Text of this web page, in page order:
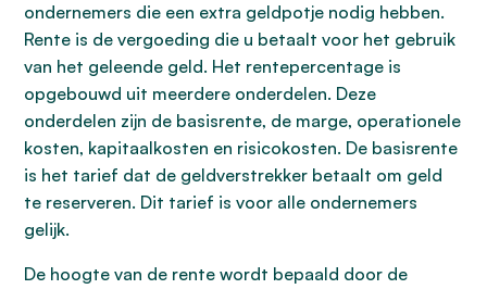
ondernemers die een extra geldpotje nodig hebben.
Rente is de vergoeding die u betaalt voor het gebruik
van het geleende geld. Het rentepercentage is
opgebouwd uit meerdere onderdelen. Deze
onderdelen zijn de basisrente, de marge, operationele
kosten, kapitaalkosten en risicokosten. De basisrente
is het tarief dat de geldverstrekker betaalt om geld
te reserveren. Dit tarief is voor alle ondernemers
gelijk.
De hoogte van de rente wordt bepaald door de